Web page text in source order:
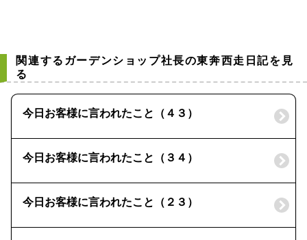
関連するガーデンショップ社長の東奔西走日記を見
る
今日お客様に言われたこと（４３）
今日お客様に言われたこと（３４）
今日お客様に言われたこと（２３）